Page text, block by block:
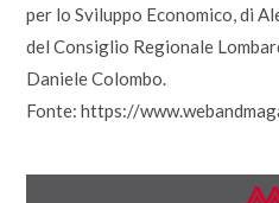
per lo Sviluppo Economico, di
del Consiglio Regionale
Daniele Colombo.
Fonte: https://